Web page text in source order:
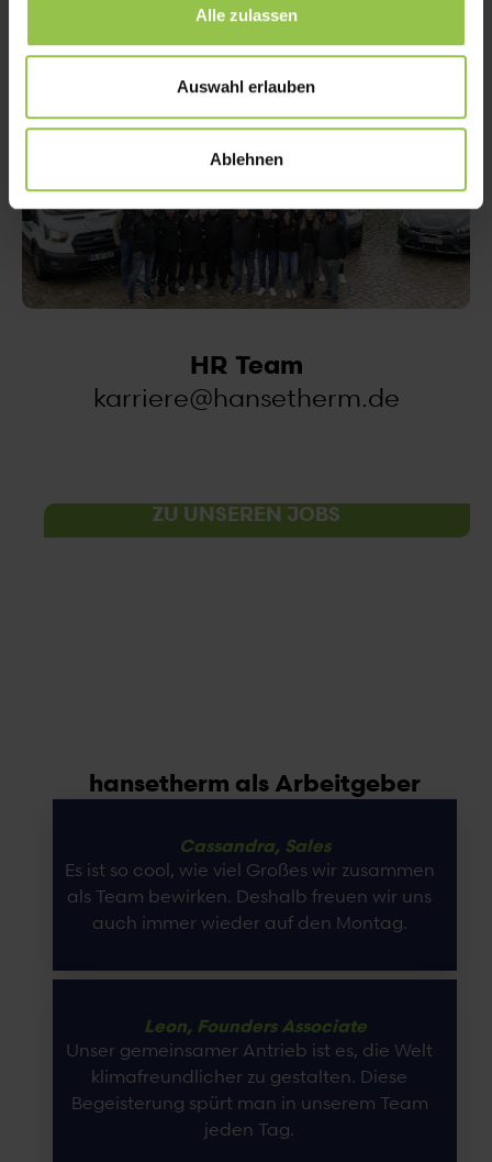
Alle zulassen
Auswahl erlauben
Ablehnen
HR Team
karriere@hansetherm.de
ZU UNSEREN JOBS
hansetherm als Arbeitgeber
Cassandra, Sales
Es ist so cool, wie viel Großes wir zusammen
als Team bewirken. Deshalb freuen wir uns
auch immer wieder auf den Montag.
Leon, Founders Associate
Unser gemeinsamer Antrieb ist es, die Welt
klimafreundlicher zu gestalten. Diese
Begeisterung spürt man in unserem Team
jeden Tag.